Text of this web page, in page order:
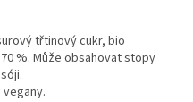
třtinový cukr, bio
%. Může obsahovat stopy